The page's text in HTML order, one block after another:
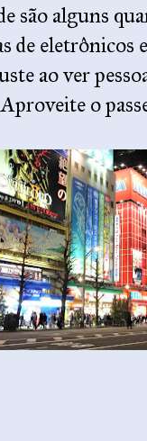
são alguns
de eletrônicos
ao ver
o